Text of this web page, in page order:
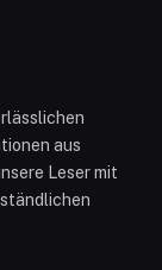
aus
Leser mit